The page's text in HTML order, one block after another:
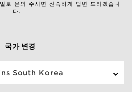
로 문의 주시면 신속하게 답변 드리겠습니
다.
국가 변경
South Korea